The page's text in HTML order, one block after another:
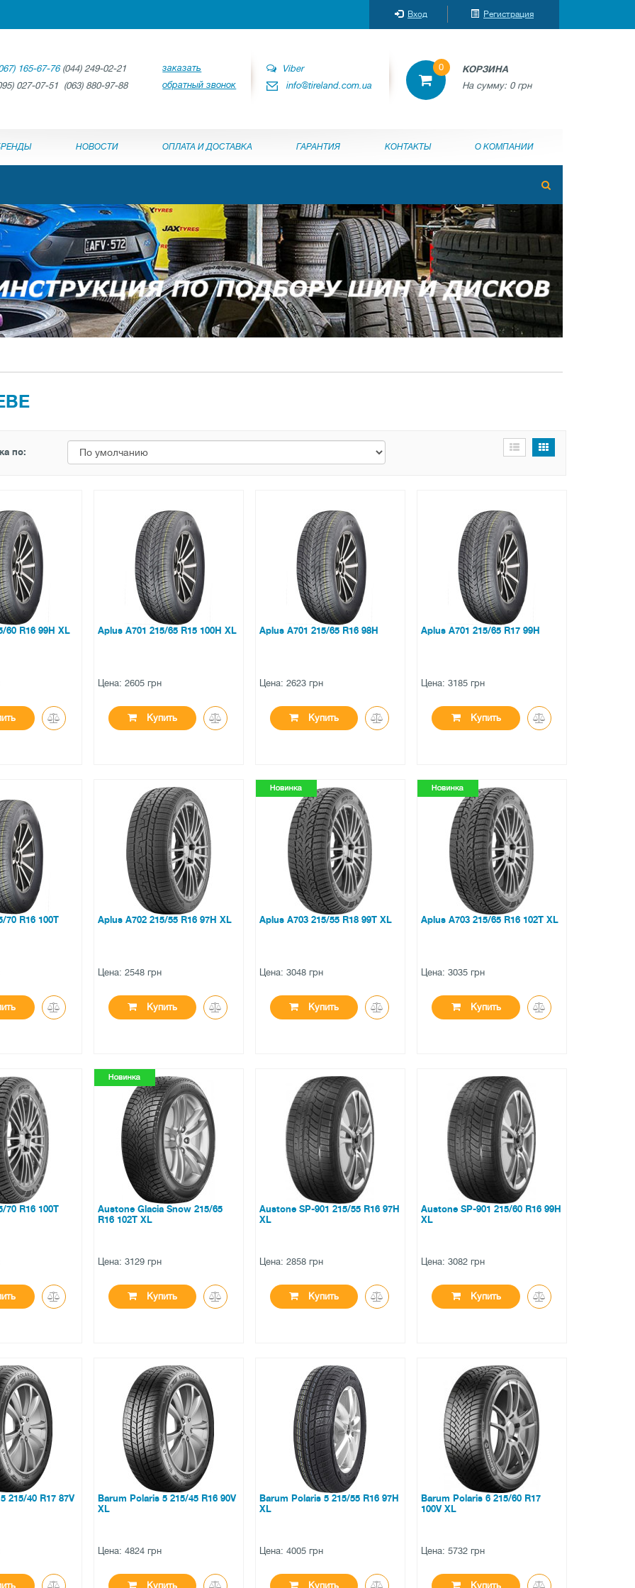
Вход Регистрация
165-67-76(044) 249-02-21
027-07-51 (063) 880-97-88
заказать
обратный звонок
Viber
info@tireland.com.ua
0
КОРЗИНА
На сумму: 0 грн
НОВОСТИ ОПЛАТА И ДОСТАВКА ГАРАНТИЯ КОНТАКТЫ О КОМПАНИИ
по:
60 R16 99H XL Aplus A701 215/65 R15 100H XL
Цена: 2605 грн
Купить
есть в наличии
0 отзывов
Aplus A701 215/65 R16 98H
Цена: 2623 грн
Купить
●есть в наличии
0 отзывов
Aplus A701 215/65 R17 99H
Цена: 3185 грн
Купить
●есть в наличии
0 отзывов
70 R16 100T Aplus A702 215/55 R16 97H XL
Цена: 2548 грн
Купить
●есть в наличии
0 отзывов
Aplus A703 215/55 R18 99T XL
Цена: 3048 грн
Купить
есть в наличии
0 отзывов
Aplus A703 215/65 R16 102T XL
Цена: 3035 грн
Купить
есть в наличии
0 отзывов
70 R16 100T
Austone Glacia Snow 215/65
R16 102T XL
Цена: 3129 грн
Купить
есть в наличии
0 отзывов
Austone SP-901 215/55 R16 97H
XL
Цена: 2858 грн
Купить
есть в наличии
0 отзывов
Austone SP-901 215/60 R16 99H
XL
Цена: 3082 грн
Купить
есть в наличии
0 отзывов
215/40 R17 87V
Barum Polaris 5 215/45 R16 90V
XL
Цена: 4824 грн
Купить
Barum Polaris 5 215/55 R16 97H
XL
Цена: 4005 грн
Купить
Barum Polaris 6 215/60 R17
100V XL
Цена: 5732 грн
Купить